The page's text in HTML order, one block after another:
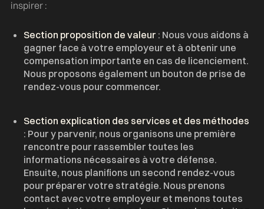
inspirer :
Section proposition de valeur : Nous vous aidons à
gagner face à votre employeur et à obtenir une
compensation importante en cas de licenciement.
Nous proposons également un bouton de prise de
rendez-vous pour commencer.
Section explication des services et des méthodes
: Pour y parvenir, nous organisons une première
rencontre pour rassembler toutes les
informations nécessaires à votre défense.
Ensuite, nous planifions un second rendez-vous
pour préparer votre stratégie. Nous prenons
contact avec votre employeur et menons toutes